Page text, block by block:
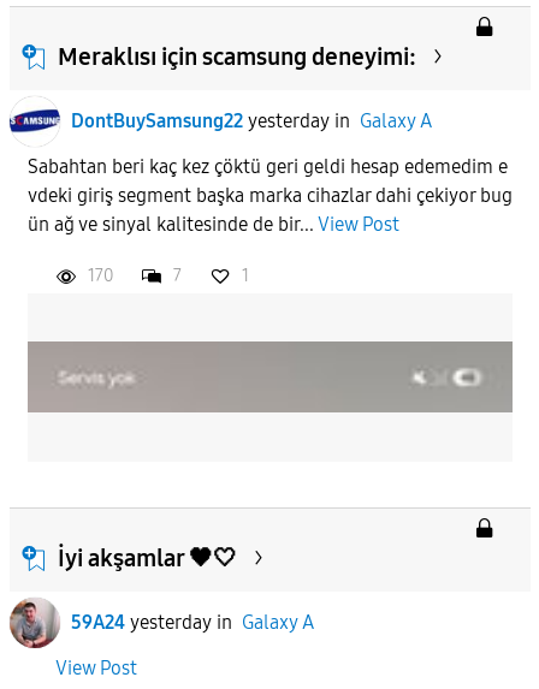
Meraklısı için scamsung deneyimi:
DontBuySamsung22 yesterdayin Galaxy A
Sabahtan beri kaç kez çöktü geri geldi hesap edemedim e
vdeki giriş segment başka marka cihazlar dahi çekiyor bug
ün ağ ve sinyal kalitesinde de bir... View Post
170 7 1
İyi akşamlar 🖤🤍
59A24 yesterdayin Galaxy A
View Post